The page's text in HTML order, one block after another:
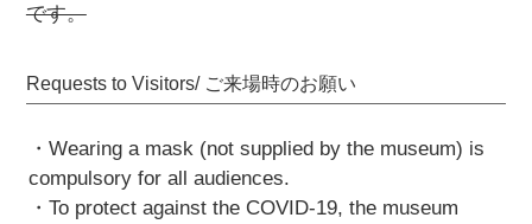
です。
Requests to Visitors/ ご来場時のお願い
・Wearing a mask (not supplied by the museum) is
compulsory for all audiences.
・To protect against the COVID-19, the museum